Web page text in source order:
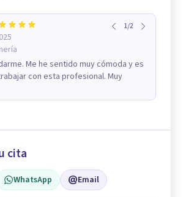
1/2
Me he sentido muy cómoda y es
con esta profesional. Muy
cita
WhatsApp Email